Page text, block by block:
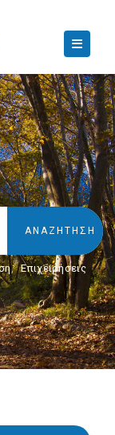
, Επιχειρήσεις